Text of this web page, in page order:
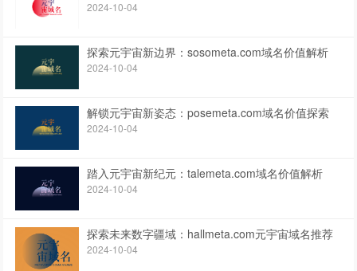
2024-10-04
探索元宇宙新边界：sosometa.com域名价值解析
2024-10-04
解锁元宇宙新姿态：posemeta.com域名价值探索
2024-10-04
踏入元宇宙新纪元：talemeta.com域名价值解析
2024-10-04
探索未来数字疆域：hallmeta.com元宇宙域名推荐
2024-10-04